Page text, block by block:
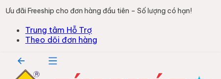
Ưu đãi Freeship cho đơn hàng đầu tiên – Số lượng có hạn!
Trung tâm Hỗ Trợ
Theo dõi đơn hàng